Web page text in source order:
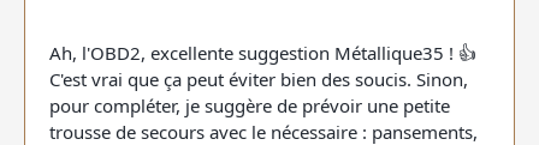
Ah, l'OBD2, excellente suggestion Métallique35 ! 👍
C'est vrai que ça peut éviter bien des soucis. Sinon,
pour compléter, je suggère de prévoir une petite
trousse de secours avec le nécessaire : pansements,